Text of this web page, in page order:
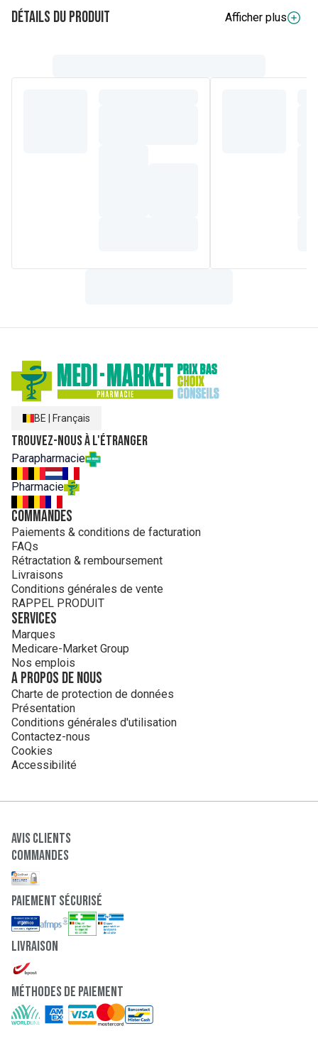
Détails du produit
Afficher plus
hydroxypropylméthylcellulose, sels de magnésium
BE Français
Trouvez-nous à l'étranger
Parapharmacie
Pharmacie
Commandes
Paiements & conditions de facturation
FAQs
Rétractation & remboursement
Livraisons
Conditions générales de vente
RAPPEL PRODUIT
Services
Marques
Medicare-Market Group
Nos emplois
A propos de nous
Charte de protection de données
Présentation
Conditions générales d'utilisation
Contactez-nous
Cookies
Accessibilité
Avis clients
Commandes
paiement sécurisé
Livraison
Méthodes de paiement